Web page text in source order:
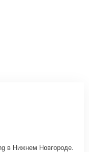
в Нижнем Новгороде.